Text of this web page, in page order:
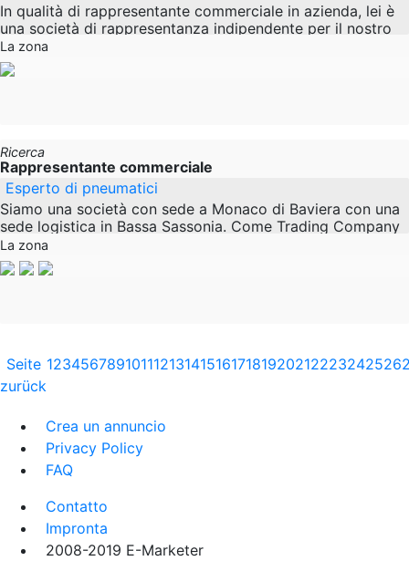
In qualità di rappresentante commerciale in azienda, lei è
una società di rappresentanza indipendente per il nostro
portfolio di prodotti multilivello e di
La zona
Ricerca
Rappresentante commerciale
Esperto di pneumatici
Siamo una società con sede a Monaco di Baviera con una
sede logistica in Bassa Sassonia. Come Trading Company
per EM, AS e OTR pneumatici e carcasse, siamo in
La zona
Seite
zurück
1234567891011121314151617181920212223242526
Crea un annuncio
Privacy Policy
FAQ
Contatto
Impronta
2008-2019 E-Marketer